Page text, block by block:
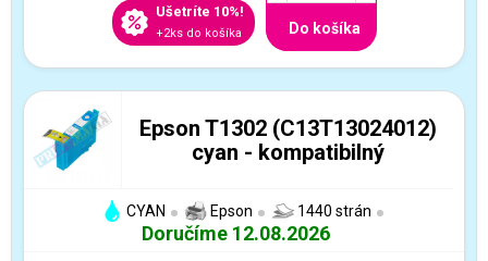
Ušetríte 10%!
+2ks do košíka Do košíka
Epson T1302 (C13T13024012)
cyan - kompatibilný
CYAN Epson 1440 strán
Doručíme 12.08.2026